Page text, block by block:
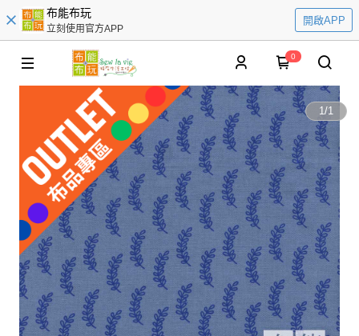
布能布玩
立刻使用官方APP
開啟APP
0
1/1